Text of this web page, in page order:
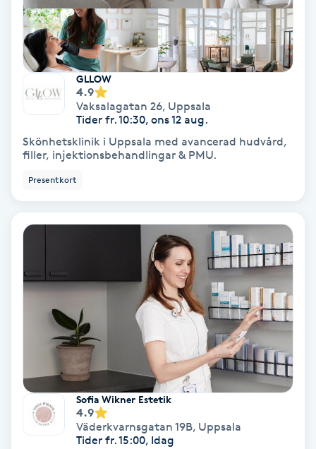
Gruppträning
Gua Sha-massage
Headspa
Healing
Herrklippning
HIFU
Hollywood Peel
Hot Stone Massage
Hot yoga
Hudföryngring
GLLOW
4.9
Vaksalagatan 26, Uppsala
Tider fr. 10:30, ons 12 aug.
Skönhetsklinik i Uppsala med avancerad hudvård,
filler, injektionsbehandlingar & PMU.
Presentkort
Sofia Wikner Estetik
4.9
Väderkvarnsgatan 19B, Uppsala
Tider fr. 15:00, Idag